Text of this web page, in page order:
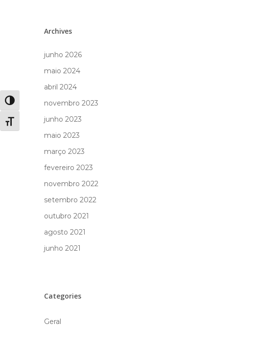
Alternar alto contraste
Alternar tamanho da fonte
Archives
junho 2026
maio 2024
abril 2024
novembro 2023
junho 2023
maio 2023
março 2023
fevereiro 2023
novembro 2022
setembro 2022
outubro 2021
agosto 2021
junho 2021
Categories
Geral